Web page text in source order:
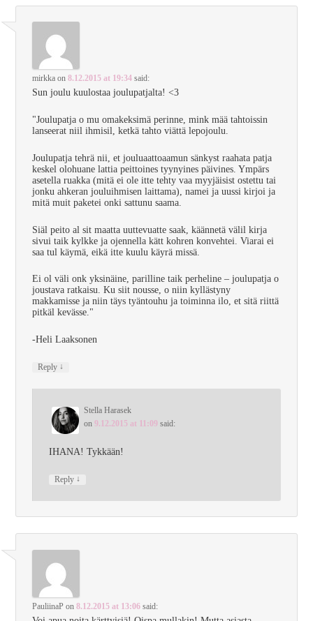
mirkka on8.12.2015 at 19:34 said:
Sun joulu kuulostaa joulupatjalta! <3
"Joulupatja o mu omakeksimä perinne, mink mää tahtoissin
lanseerat niil ihmisil, ketkä tahto viättä lepojoulu.
Joulupatja tehrä nii, et jouluaattoaamun sänkyst raahata patja
keskel olohuane lattia peittoines tyynyines päivines. Ympärs
asetella ruakka (mitä ei ole itte tehty vaa myyjäisist ostettu tai
jonku ahkeran jouluihmisen laittama), namei ja uussi kirjoi ja
mitä muit paketei onki sattunu saama.
Siäl peito al sit maatta uuttevuatte saak, käännetä välil kirja
sivui taik kylkke ja ojennella kätt kohren konvehtei. Viarai ei
saa tul käymä, eikä itte kuulu käyrä missä.
Ei ol väli onk yksinäine, parilline taik perheline – joulupatja o
joustava ratkaisu. Ku siit nousse, o niin kyllästyny
makkamisse ja niin täys tyäntouhu ja toiminna ilo, et sitä riittä
pitkäl kevässe."
-Heli Laaksonen
Reply ↓
Stella Harasek
on 9.12.2015 at 11:09 said:
IHANA! Tykkään!
Reply ↓
PauliinaP on8.12.2015 at 13:06 said: